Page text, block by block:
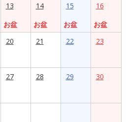
13
お盆
14
お盆
15
お盆
16
お盆
20 21 22 23
27 28 29 30